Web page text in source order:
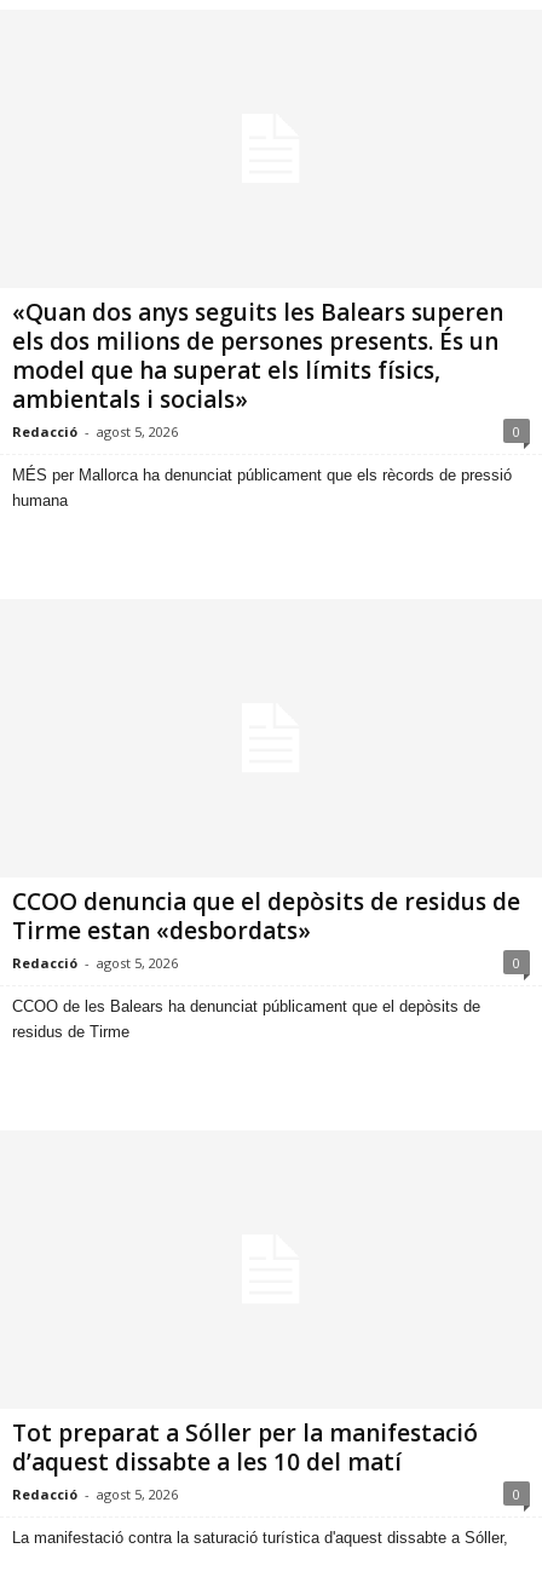
«Quan dos anys seguits les Balears superen
els dos milions de persones presents. És un
model que ha superat els límits físics,
ambientals i socials»
Redacció - agost 5, 2026 0
​MÉS per Mallorca ha denunciat públicament que els rècords de pressió
humana
CCOO denuncia que el depòsits de residus de
Tirme estan «desbordats»
Redacció - agost 5, 2026 0
​CCOO de les Balears ha denunciat públicament que el depòsits de
residus de Tirme
Tot preparat a Sóller per la manifestació
d’aquest dissabte a les 10 del matí
Redacció - agost 5, 2026 0
​La manifestació contra la saturació turística d'aquest dissabte a Sóller,